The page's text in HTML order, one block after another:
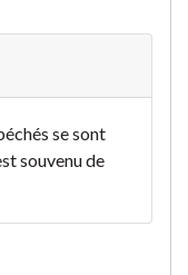
se sont
souvenu de